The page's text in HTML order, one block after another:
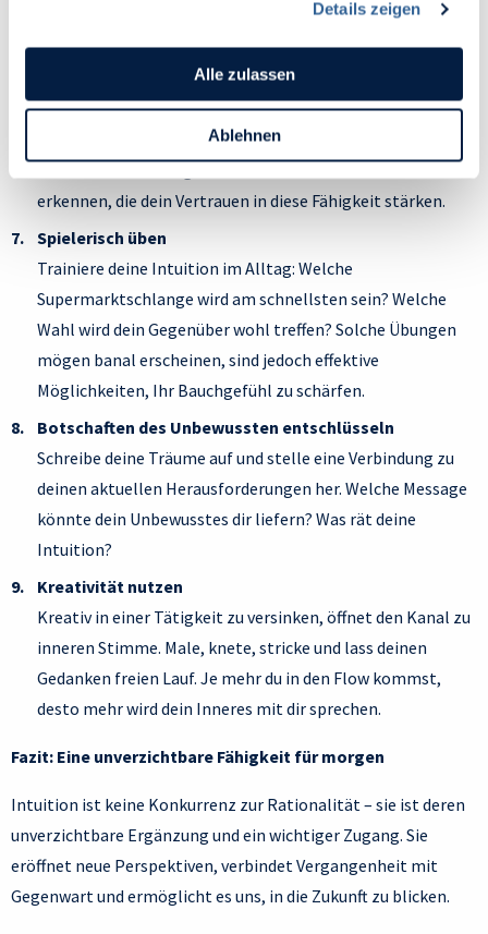
Du kannst deine Einwilligung jederzeit widerrufen oder
Ecke des Bildschirms klickst. Lies mehr darüber, wie wir
Cookies und andere Technologien zur Erfassung
Personen bezogener Daten verwenden:
Details zeigen
Alle zulassen
Ablehnen
Klarheit aus. Impulse hingegen sind oft emotional
innezuhalten und zu reflektieren, bevor du reagierst.
Tagebuch führen
Notiere Entscheidungen, die auf Intuition beruhen, und
reflektiere deren Ergebnisse. Mit der Zeit wirst du Muster
erkennen, die dein Vertrauen in diese Fähigkeit stärken.
Spielerisch üben
Trainiere deine Intuition im Alltag: Welche
Supermarktschlange wird am schnellsten sein? Welche
Wahl wird dein Gegenüber wohl treffen? Solche Übungen
mögen banal erscheinen, sind jedoch effektive
Möglichkeiten, Ihr Bauchgefühl zu schärfen.
Botschaften des Unbewussten entschlüsseln
Schreibe deine Träume auf und stelle eine Verbindung zu
deinen aktuellen Herausforderungen her. Welche Message
könnte dein Unbewusstes dir liefern? Was rät deine
Intuition?
Kreativität nutzen
Kreativ in einer Tätigkeit zu versinken, öffnet den Kanal zu
inneren Stimme. Male, knete, stricke und lass deinen
Gedanken freien Lauf. Je mehr du in den Flow kommst,
desto mehr wird dein Inneres mit dir sprechen.
Fazit: Eine unverzichtbare Fähigkeit für morgen
Intuition ist keine Konkurrenz zur Rationalität – sie ist deren
unverzichtbare Ergänzung und ein wichtiger Zugang. Sie
eröffnet neue Perspektiven, verbindet Vergangenheit mit
Gegenwart und ermöglicht es uns, in die Zukunft zu blicken.